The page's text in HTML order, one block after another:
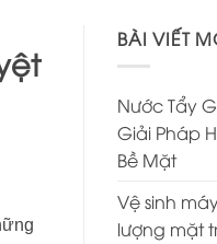
BÀI VIẾT
Nước Tẩy
Giải Pháp
Bề Mặt
Vệ sinh
lượng mặt